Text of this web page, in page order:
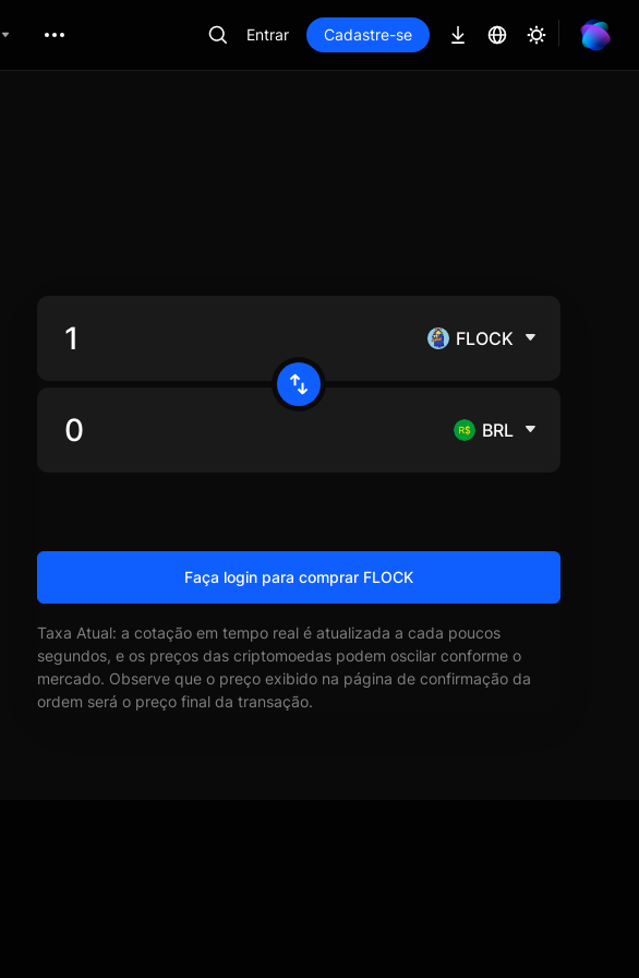
Entrar Cadastre-se
FLOCK
BRL
Faça login para comprar FLOCK
Taxa Atual: a cotação em tempo real é atualizada a cada poucos
segundos, e os preços das criptomoedas podem oscilar conforme o
mercado. Observe que o preço exibido na página de confirmação da
ordem será o preço final da transação.